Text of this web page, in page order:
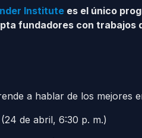
Institutees el único
fundadores con trabajos
a hablar de los mejores
(24 de abril, 6:30 p. m.)